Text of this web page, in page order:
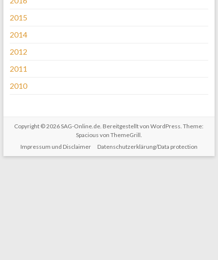
2015
2014
2012
2011
2010
Copyright © 2026SAG-Online.de. Bereitgestellt vonWordPress. Theme:
Spacious von ThemeGrill.
Impressum und Disclaimer
Datenschutzerklärung/Data protection